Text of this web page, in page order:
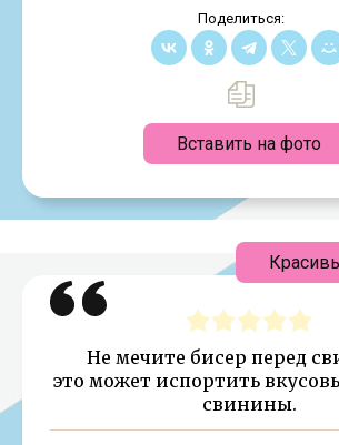
Поделиться:
Вставить на фото
Не мечите бисер перед
это может испортить
свинины.